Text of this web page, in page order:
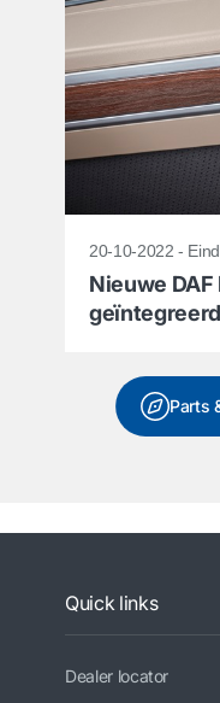
20-10-2022 -
Nieuwe
Parts
Quick links
Dealer locator